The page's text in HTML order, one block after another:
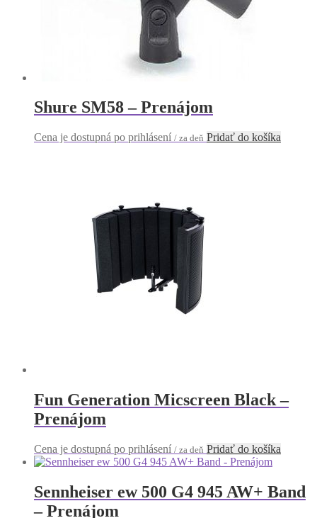
Shure SM58 – Prenájom
Cena je dostupná po prihlásení / za deň Pridať do košíka
Fun Generation Micscreen Black –
Prenájom
Cena je dostupná po prihlásení / za deň Pridať do košíka
Sennheiser ew 500 G4 945 AW+ Band
– Prenájom